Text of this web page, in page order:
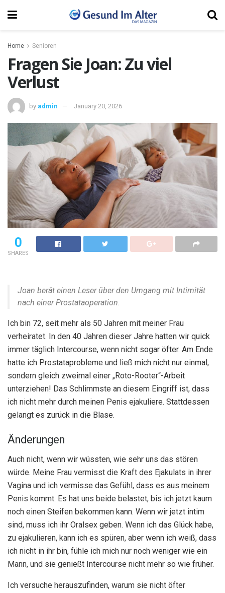
Home Senioren
Fragen Sie Joan: Zu viel
Verlust
by admin January 20, 2026
0
SHARES
Joan berät einen Leser über den Umgang mit Intimität
nach einer Prostataoperation.
Ich bin 72, seit mehr als 50 Jahren mit meiner Frau
verheiratet. In den 40 Jahren dieser Jahre hatten wir quick
immer täglich Intercourse, wenn nicht sogar öfter. Am Ende
hatte ich Prostataprobleme und ließ mich nicht nur einmal,
sondern gleich zweimal einer „Roto-Rooter“-Arbeit
unterziehen! Das Schlimmste an diesem Eingriff ist, dass
ich nicht mehr durch meinen Penis ejakuliere. Stattdessen
gelangt es zurück in die Blase.
Änderungen
Auch nicht, wenn wir wüssten, wie sehr uns das stören
würde. Meine Frau vermisst die Kraft des Ejakulats in ihrer
Vagina und ich vermisse das Gefühl, dass es aus meinem
Penis kommt. Es hat uns beide belastet, bis ich jetzt kaum
noch einen Steifen bekommen kann. Wenn wir jetzt intim
sind, muss ich ihr Oralsex geben. Wenn ich das Glück habe,
zu ejakulieren, kann ich es spüren, aber wenn ich weiß, dass
ich nicht in ihr bin, fühle ich mich nur noch weniger wie ein
Mann, und sie genießt Intercourse nicht mehr so ​​wie früher.
Ich versuche herauszufinden, warum sie nicht öfter